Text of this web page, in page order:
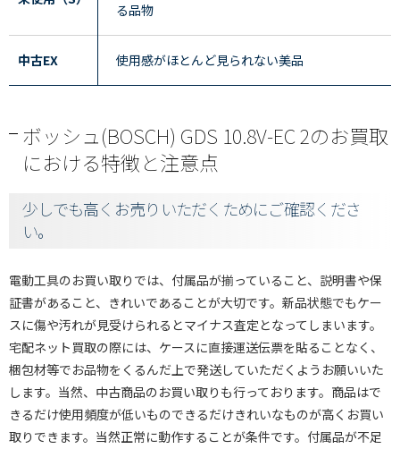
る品物
中古EX 使用感がほとんど見られない美品
ボッシュ(BOSCH) GDS 10.8V-EC 2のお買取
における特徴と注意点
少しでも高くお売りいただくためにご確認くださ
い。
電動工具のお買い取りでは、付属品が揃っていること、説明書や保
証書があること、きれいであることが大切です。新品状態でもケー
スに傷や汚れが見受けられるとマイナス査定となってしまいます。
宅配ネット買取の際には、ケースに直接運送伝票を貼ることなく、
梱包材等でお品物をくるんだ上で発送していただくようお願いいた
します。当然、中古商品のお買い取りも行っております。商品はで
きるだけ使用頻度が低いものできるだけきれいなものが高くお買い
取りできます。当然正常に動作することが条件です。付属品が不足